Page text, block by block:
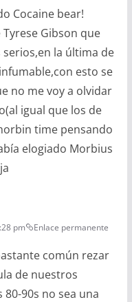
Cocaine bear!
Gibson que
la última de
esto se
no me voy a olvidar
igual que los de
time pensando
elogiado Morbius
pm Enlace permanente
común rezar
de nuestros
90s no sea una